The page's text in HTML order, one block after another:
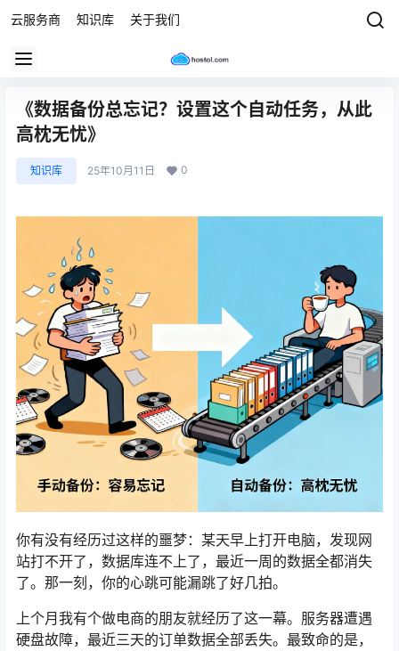
云服务商 知识库 关于我们
《数据备份总忘记？设置这个自动任务，从此
高枕无忧》
知识库 25年10月11日 0
你有没有经历过这样的噩梦：某天早上打开电脑，发现网
站打不开了，数据库连不上了，最近一周的数据全都消失
了。那一刻，你的心跳可能漏跳了好几拍。
上个月我有个做电商的朋友就经历了这一幕。服务器遭遇
硬盘故障，最近三天的订单数据全部丢失。最致命的是，